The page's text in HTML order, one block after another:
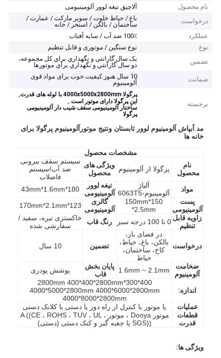
نام محصول
آلاچیق تیغه لوور آلومینیومی
درخواست
باغ / حیاط خلوت / سوپر مارکت / عمارت /
ساختمان / بالکن / استخر / خانه
عملکرد
100٪ ضد آب / سایه آفتاب
نوع
نوع سنگین / موتوری و قابل تنظیم
تضمین
يک سال گارانتي و نگهداري براي کل مجموعه،
دو سال گارانتي و نگهداري براي موتورها
ضمانت
10 سال هنوز کیفیت خوب برای مواد قوی
آلومینیوم
برجسته:
پرگولا 4000x5000x2800mm با لوله های قدرت ,
این پرگولا دارای موتور است.,
ساختار آلومینیومی سقف شیب دار آلومینیومی
پرگولا
مد آبپاش آلومینیوم لوور تابستان ونتیج موتورآلومینیوم پرگولا برای
خانه ها
مشخصات محصول
نام
محصول
پرگولا از آلومینیوم ویژگی های
محصول
سیستم سقف بیرونی
ضد آب/سیستم
فاضلاب
مواد
آلیاژ
آلومینیوم-6063T5
تیغه لوور
آلومینیومی
180*43mm*1.6mm
پست
آلومینیومی
150*150mm
*2.5mm
گالری
آلومینیومی 123*170mm*2.1mm
زاويه قابل
تنظیم
0 تا 100 درجه سبز رنگ قاب
خاکستری تیره، سفید /
سفارشی شده
درخواست
در فضای باز،
بالکن، باغ، حیاط،
کاخ، ساختمان،
حیاط
تضمین 10 سال
ضخامت
آلومینیوم
1.6mm ~ 2.1mm پایان بخش
قاب
پوشش پودری
اندازه:
400*300*2800mm 400*400*2800mm
4000*5000*2800mm 4000*6000*2800mm
4000*8000*2800mm
عملیات
یا موتور با کنترل از راه دور یا دستی با کلانک دستی
قطعات
قدرت
موتور Dooya ، موتور A ((CE ، ROHS ، TUV ، UL ،
SGS)) یا جعبه گیر و کنک دستی (دستی)
ویژگی ها: